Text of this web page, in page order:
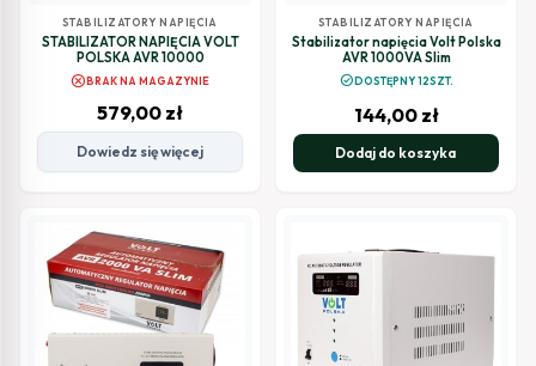
STABILIZATORY NAPIĘCIA
STABILIZATOR NAPIĘCIA VOLT
POLSKA AVR 10000
cancelBRAK NA MAGAZYNIE
579,00 zł
Dowiedz się więcej
STABILIZATORY NAPIĘCIA
Stabilizator napięcia Volt Polska
AVR 1000VA Slim
check_circleDOSTĘPNY 12SZT.
144,00 zł
Dodaj do koszyka